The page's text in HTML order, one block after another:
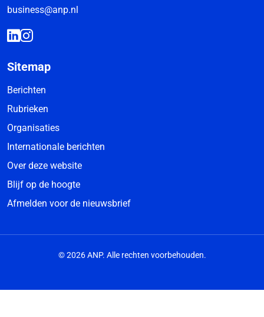
business@anp.nl
Sitemap
Berichten
Rubrieken
Organisaties
Internationale berichten
Over deze website
Blijf op de hoogte
Afmelden voor de nieuwsbrief
© 2026 ANP. Alle rechten voorbehouden.